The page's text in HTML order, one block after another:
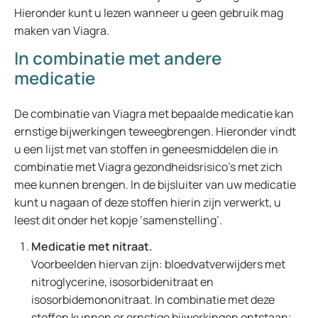
Hieronder kunt u lezen wanneer u geen gebruik mag
maken van Viagra.
In combinatie met andere
medicatie
De combinatie van Viagra met bepaalde medicatie kan
ernstige bijwerkingen teweegbrengen. Hieronder vindt
u een lijst met van stoffen in geneesmiddelen die in
combinatie met Viagra gezondheidsrisico’s met zich
mee kunnen brengen. In de bijsluiter van uw medicatie
kunt u nagaan of deze stoffen hierin zijn verwerkt, u
leest dit onder het kopje ‘samenstelling’.
Medicatie met nitraat.
Voorbeelden hiervan zijn: bloedvatverwijders met
nitroglycerine, isosorbidenitraat en
isosorbidemononitraat. In combinatie met deze